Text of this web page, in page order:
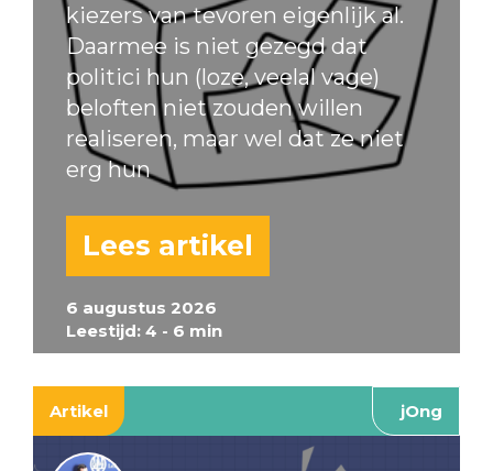
6 augustus 2026
Leestijd: 4 - 6 min
kiezers van tevoren eigenlijk al.
Daarmee is niet gezegd dat
politici hun (loze, veelal vage)
beloften niet zouden willen
realiseren, maar wel dat ze niet
erg hun
Lees artikel
Artikel jOng